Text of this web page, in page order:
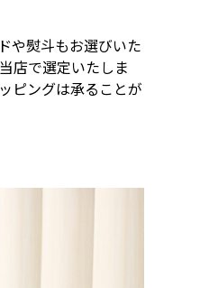
や熨斗もお選びいた
店で選定いたしま
ピングは承ることが